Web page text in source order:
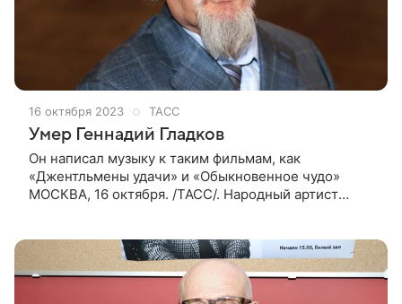
16 октября 2023 ТАСС
Умер Геннадий Гладков
Он написал музыку к таким фильмам, как
«Джентльмены удачи» и «Обыкновенное чудо»
МОСКВА, 16 октября. /ТАСС/. Народный артист